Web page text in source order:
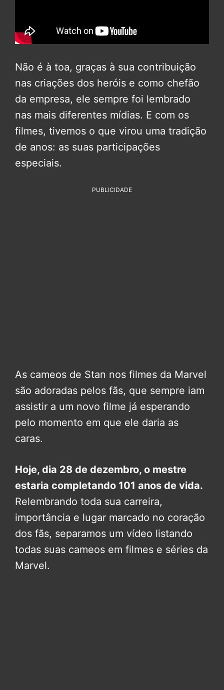
Não é à toa, graças à sua contribuição
nas criações dos heróis e como chefão
da empresa, ele sempre foi lembrado
nas mais diferentes mídias. E com os
filmes, tivemos o que virou uma tradição
de anos: as suas participações
especiais.
PUBLICIDADE
As cameos de Stan nos filmes da Marvel
são adoradas pelos fãs, que sempre iam
assistir a um novo filme já esperando
pelo momento em que ele daria as
caras.
Hoje, dia 28 de dezembro, o mestre
estaria completando 101 anos de vida.
Relembrando toda sua carreira,
importância e lugar marcado no coração
dos fãs, separamos um vídeo listando
todas suas cameos em filmes e séries da
Marvel.